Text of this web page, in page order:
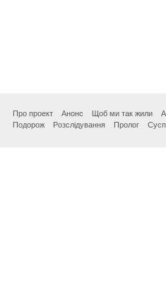
Про проект Анонс Щоб ми так жили
Подорож
Розслідування Пролог